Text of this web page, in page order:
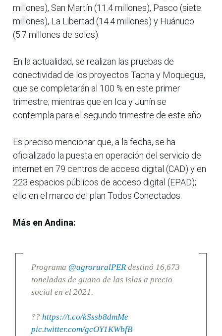
millones), San Martín (11.4 millones), Pasco (siete
millones), La Libertad (14.4 millones) y Huánuco
(5.7 millones de soles).
En la actualidad, se realizan las pruebas de
conectividad de los proyectos Tacna y Moquegua,
que se completarán al 100 % en este primer
trimestre; mientras que en Ica y Junín se
contempla para el segundo trimestre de este año.
Es preciso mencionar que, a la fecha, se ha
oficializado la puesta en operación del servicio de
internet en 79 centros de acceso digital (CAD) y en
223 espacios públicos de acceso digital (EPAD);
ello en el marco del plan Todos Conectados.
Más en Andina:
Programa @agroruralPERdestinó 16,673
toneladas de guano de las islas a precio
social en el 2021.
?? https://t.co/kSssb8dmMe
pic.twitter.com/gcOY1KWbfB